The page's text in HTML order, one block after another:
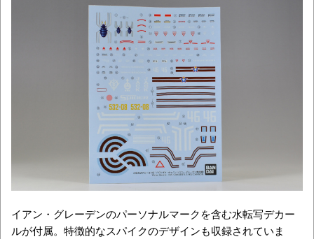
イアン・グレーデンのパーソナルマークを含む水転写デカー
ルが付属。特徴的なスパイクのデザインも収録されていま